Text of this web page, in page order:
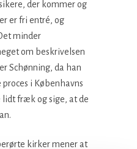
der kommer og
er fri entré, og
minder
om beskrivelsen
Schønning, da han
i Københavns
lidt fræk og sige, at de
kirker mener at